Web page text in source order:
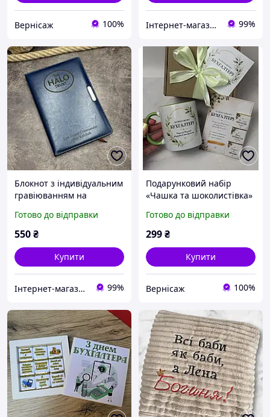
Вернісаж 100% Інтернет-магазин «GravPresent» 99%
Блокнот з індивідуальним
гравіюванням на
Готово до відправки
550₴
Купити
Інтернет-магазин «GravPresent» 99%
Подарунковий набір
«Чашка та шоколистівка»
бухгалтеру, фінансисту
Готово до відправки
299₴
Купити
Вернісаж 100%